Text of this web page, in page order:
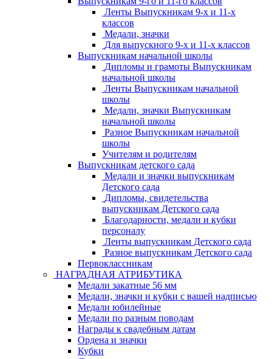
Ленты Выпускникам 9-х и 11-х
классов
Медали, значки
Для выпускного 9-х и 11-х классов
Выпускникам начальной школы
Дипломы и грамоты Выпускникам
начальной школы
Ленты Выпускникам начальной
школы
Медали, значки Выпускникам
начальной школы
Разное Выпускникам начальной
школы
Учителям и родителям
Выпускникам детского сада
Медали и значки выпускникам
Детского сада
Дипломы, свидетельства
выпускникам Детского сада
Благодарности, медали и кубки
персоналу
Ленты выпускникам Детского сада
Разное выпускникам Детского сада
Первоклассникам
НАГРАДНАЯ АТРИБУТИКА
Медали закатные 56 мм
Медали, значки и кубки с вашей надписью
Медали юбилейные
Медали по разным поводам
Награды к свадебным датам
Ордена и значки
Кубки